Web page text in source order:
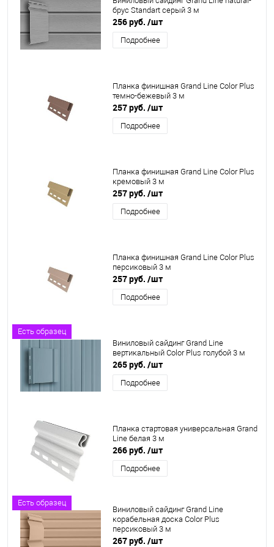
брус Standart серый 3 м
256 руб. /шт
Подробнее
Планка финишная Grand Line Color Plus
темно-бежевый 3 м
257 руб. /шт
Подробнее
Планка финишная Grand Line Color Plus
кремовый 3 м
257 руб. /шт
Подробнее
Планка финишная Grand Line Color Plus
персиковый 3 м
257 руб. /шт
Подробнее
Есть образец
Виниловый сайдинг Grand Line
вертикальный Color Plus голубой 3 м
265 руб. /шт
Подробнее
Планка стартовая универсальная Grand
Line белая 3 м
266 руб. /шт
Подробнее
Есть образец
Виниловый сайдинг Grand Line
корабельная доска Color Plus
персиковый 3 м
267 руб. /шт